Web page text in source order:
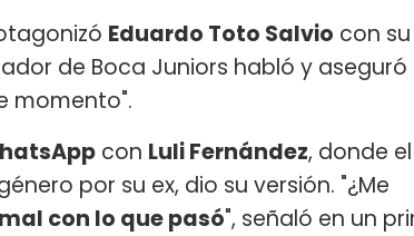
Eduardo Toto Salvio con su
de Boca Juniors habló y aseguró
momento".
con Luli Fernández, donde el
por su ex, dio su versión. "¿Me
con lo que pasó", señaló en un